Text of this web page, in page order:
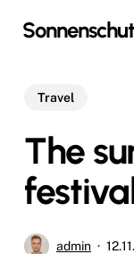
Travel
The
admin